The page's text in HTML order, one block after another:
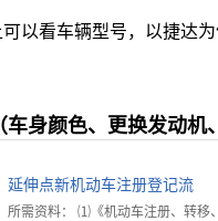
以看车辆型号，以捷达为
车身颜色、更换发动机
延伸点新机动车注册登记流
所需资料： ⑴《机动车注册、转移